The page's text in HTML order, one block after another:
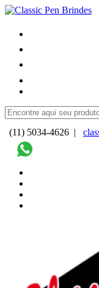
(11) 5034-4626 |